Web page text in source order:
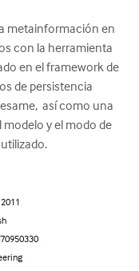
metainformación en
con la herramienta
en el framework de
de persistencia
así como una
y el modo de